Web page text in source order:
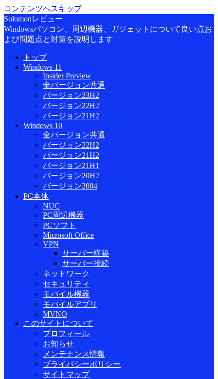
コンテンツへスキップ
Solomonレビュー
Windowsパソコン、周辺機器、ガジェットについて良い点お
よび問題点と対策を説明します
トップ
Windows 11
Insider Preview
全バージョン共通
バージョン23H2
バージョン22H2
バージョン21H2
Windows 10
全バージョン共通
バージョン22H2
バージョン21H2
バージョン21H1
バージョン20H2
バージョン2004
PC本体
NUC
PC周辺機器
PCソフト
Microsoft Office
VPN
サーバー構築
サーバー接続
ネットワーク
セキュリティ
モバイル機器
モバイルアプリ
MVNO
このサイトについて
プロフィール
お知らせ
メンテナンス情報
プライバシーポリシー
サイトマップ